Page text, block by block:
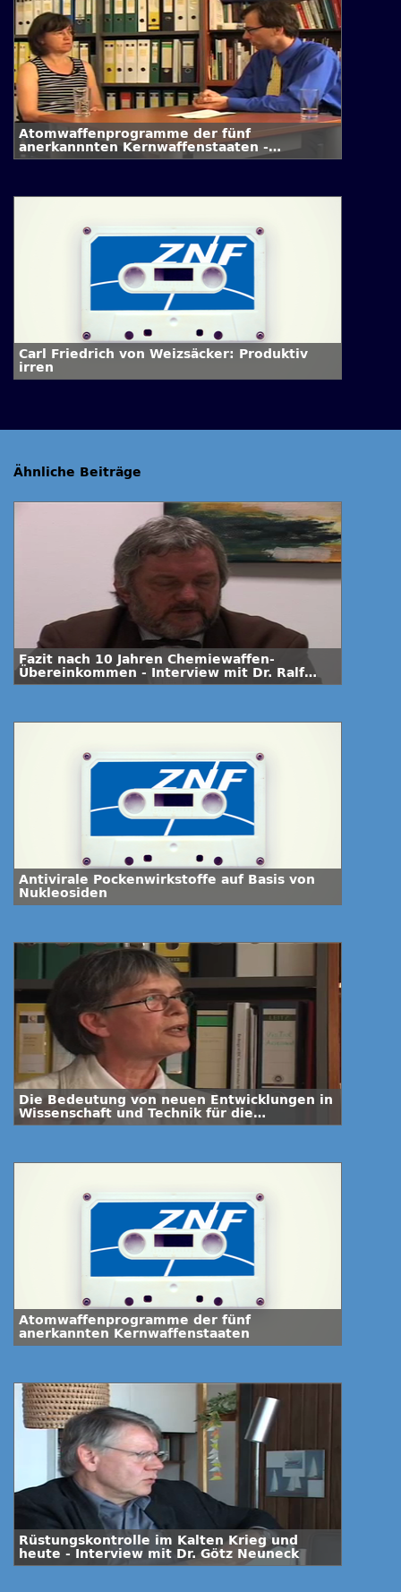
Atomwaffenprogramme der fünf
anerkannnten Kernwaffenstaaten -
Interview mit Dr. Annette Schaper
Carl Friedrich von Weizsäcker: Produktiv
irren
Ähnliche Beiträge
Fazit nach 10 Jahren Chemiewaffen-
Übereinkommen - Interview mit Dr. Ralf
Trapp
Antivirale Pockenwirkstoffe auf Basis von
Nukleosiden
Die Bedeutung von neuen Entwicklungen in
Wissenschaft und Technik für die
Biowaffenkontrolle-Interview mit Dr.
Atomwaffenprogramme der fünf
anerkannten Kernwaffenstaaten
Rüstungskontrolle im Kalten Krieg und
heute - Interview mit Dr. Götz Neuneck